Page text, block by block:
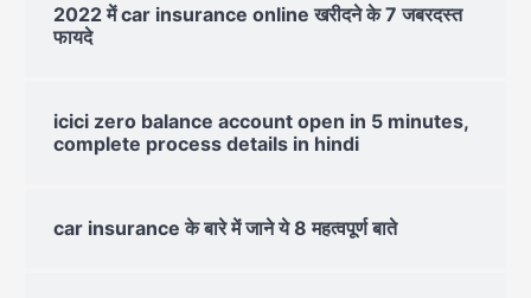
2022 में car insurance online खरीदने के 7 जबरदस्त
फायदे
icici zero balance account open in 5 minutes,
complete process details in hindi
car insurance के बारे में जाने ये 8 महत्वपूर्ण बाते